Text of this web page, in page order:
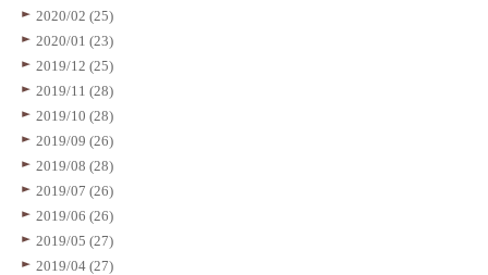
2020/02 (25)
2020/01 (23)
2019/12 (25)
2019/11 (28)
2019/10 (28)
2019/09 (26)
2019/08 (28)
2019/07 (26)
2019/06 (26)
2019/05 (27)
2019/04 (27)